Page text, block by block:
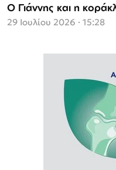
Ο Γιάννης και η
29 Ιουλίου 2026 · 15:28